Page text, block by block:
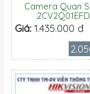
Camera Quan
Giá: 1.435.000 đ